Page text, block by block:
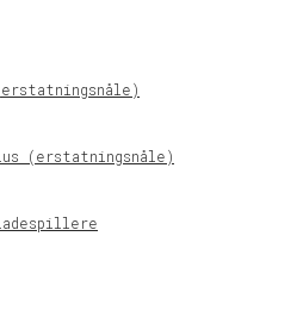
(erstatningsnåle)